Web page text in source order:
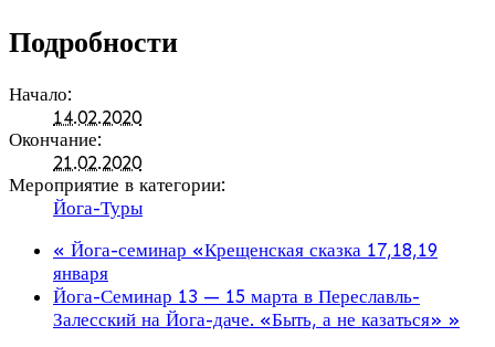
Подробности
Начало:
14.02.2020
Окончание:
21.02.2020
Мероприятие в категории:
Йога-Туры
« Йога-семинар «Крещенская сказка 17,18,19
января
Йога-Семинар 13 — 15 марта в Переславль-
Залесский на Йога-даче. «Быть, а не казаться» »